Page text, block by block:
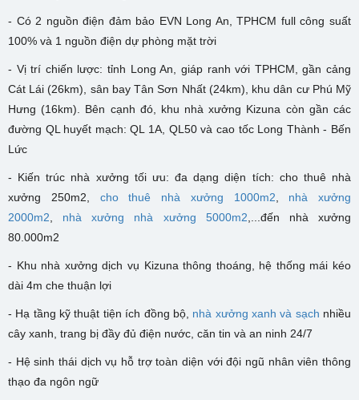
- Có 2 nguồn điện đảm bảo EVN Long An, TPHCM full công suất
100% và 1 nguồn điện dự phòng mặt trời
- Vị trí chiến lược: tỉnh Long An, giáp ranh với TPHCM, gần cảng
Cát Lái (26km), sân bay Tân Sơn Nhất (24km), khu dân cư Phú Mỹ
Hưng (16km). Bên cạnh đó, khu nhà xưởng Kizuna còn gần các
đường QL huyết mạch: QL 1A, QL50 và cao tốc Long Thành - Bến
Lức
- Kiến trúc nhà xưởng tối ưu: đa dạng diện tích: cho thuê nhà
xưởng 250m2, cho thuê nhà xưởng 1000m2
nhà xưởng
2000m2
nhà xưởng nhà xưởng 5000m2 ,...đến nhà xưởng
80.000m2
- Khu nhà xưởng dịch vụ Kizuna thông thoáng, hệ thống mái kéo
dài 4m che thuận lợi
- Hạ tầng kỹ thuật tiện ích đồng bộ, nhà xưởng xanh và sạch nhiều
cây xanh, trang bị đầy đủ điện nước, căn tin và an ninh 24/7
- Hệ sinh thái dịch vụ hỗ trợ toàn diện với đội ngũ nhân viên thông
thạo đa ngôn ngữ